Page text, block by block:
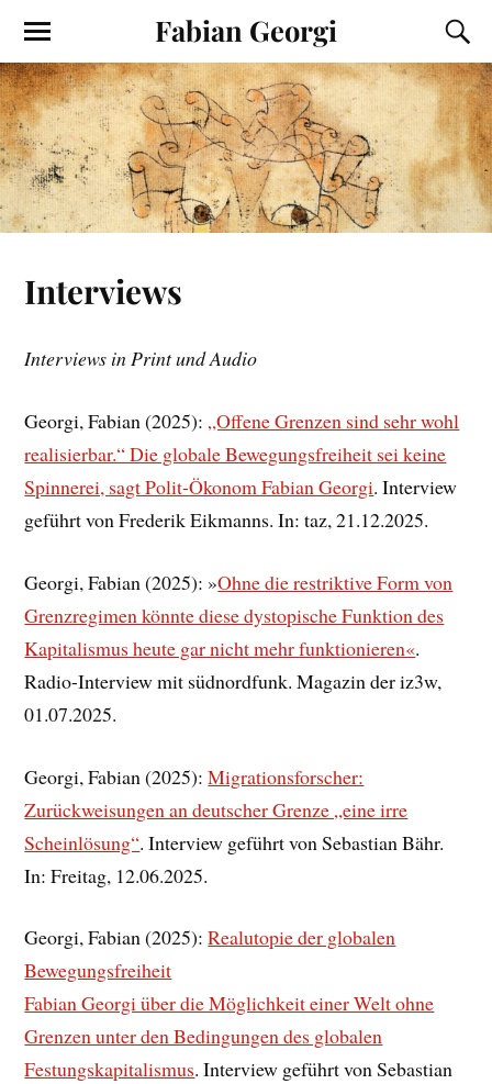
Fabian Georgi
Interviews
Interviews in Print und Audio
Georgi, Fabian (2025): „Offene Grenzen sind sehr wohl
realisierbar.“ Die globale Bewegungsfreiheit sei keine
Spinnerei, sagt Polit-Ökonom Fabian Georgi. Interview
geführt von Frederik Eikmanns. In: taz, 21.12.2025.
Georgi, Fabian (2025): »Ohne die restriktive Form von
Grenzregimen könnte diese dystopische Funktion des
Kapitalismus heute gar nicht mehr funktionieren«.
Radio-Interview mit südnordfunk. Magazin der iz3w,
01.07.2025.
Georgi, Fabian (2025):Migrationsforscher:
Zurückweisungen an deutscher Grenze „eine irre
Scheinlösung“. Interview geführt von Sebastian Bähr.
In: Freitag, 12.06.2025.
Georgi, Fabian (2025):Realutopie der globalen
Bewegungsfreiheit
Fabian Georgi über die Möglichkeit einer Welt ohne
Grenzen unter den Bedingungen des globalen
Festungskapitalismus. Interview geführt von Sebastian